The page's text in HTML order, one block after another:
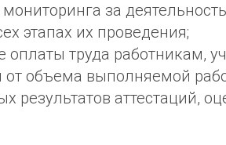
за
этапах их проведения;
оплаты труда работникам,
от объема выполняемой
результатов аттестаций,